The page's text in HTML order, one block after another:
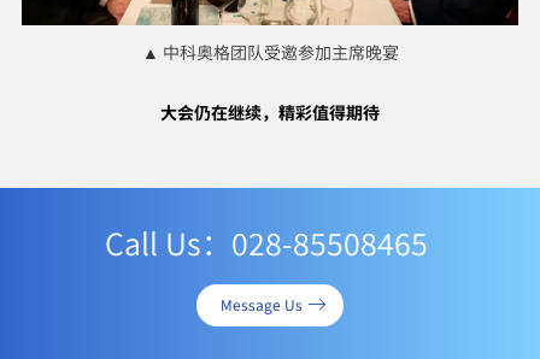
▲ 中科奥格团队受邀参加主席晚宴
大会仍在继续，精彩值得期待
Call Us：028-85508465
Message Us